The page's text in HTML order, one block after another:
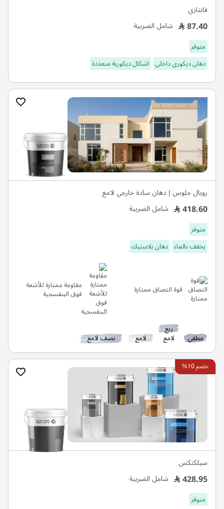
فانتازي
87.40 شامل الضريبة
متوفر
دهان ديكوري داخلي اشكال ديكورية متعددة
رويال جلوس | دهان سادة خارجي لامع
418.60 شامل الضريبة
متوفر
يخفف بالماء دهان بلاستيك
قوة التصاق ممتازة مقاومة ممتازة للأشعة
فوق البنفسجية
مطفي
ربع
لامع لامع نصف لامع
خصم 10%
سيلكتكس
428.95 شامل الضريبة
متوفر